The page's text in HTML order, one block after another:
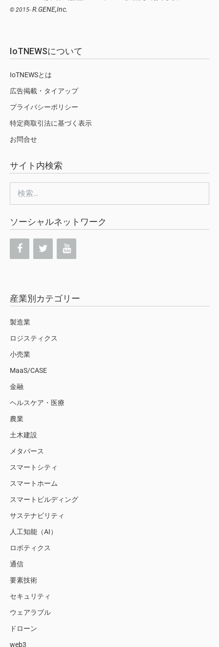
© 2015- R.GENE,Inc.
IoTNEWSについて
IoTNEWSとは
広告掲載・タイアップ
プライバシーポリシー
特定商取引法に基づく表示
お問合せ
サイト内検索
索:
ソーシャルネットワーク
産業別カテゴリー
製造業
ロジスティクス
小売業
MaaS/CASE
金融
ヘルスケア・医療
農業
土木建設
メタバース
スマートシティ
スマートホーム
スマートビルディング
サステナビリティ
人工知能（AI）
ロボティクス
通信
要素技術
セキュリティ
ウェアラブル
ドローン
web3